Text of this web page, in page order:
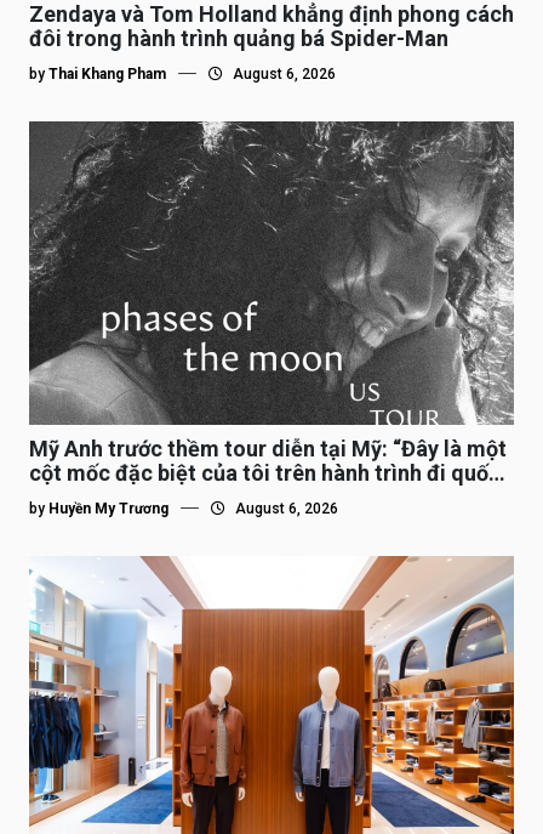
Zendaya và Tom Holland khẳng định phong cách
đôi trong hành trình quảng bá Spider-Man
by Thai Khang Pham August 6, 2026
Mỹ Anh trước thềm tour diễn tại Mỹ: “Đây là một
cột mốc đặc biệt của tôi trên hành trình đi quốc
tế”
by Huyền My Trương August 6, 2026